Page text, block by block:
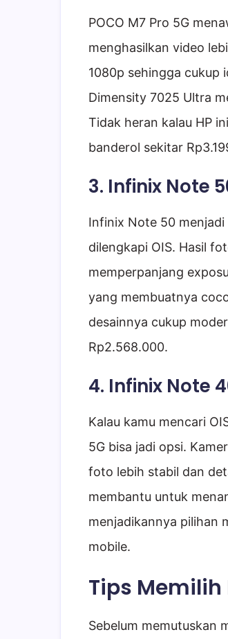
POCO M7 Pro 5G
menghasilkan video
1080p sehingga cukup
Dimensity 7025 Ultra
Tidak heran kalau HP
banderol sekitar
3. Infinix Note
Infinix Note 50
dilengkapi OIS. Hasil
memperpanjang
yang membuatnya
desainnya cukup
Rp2.568.000.
4. Infinix Note
Kalau kamu mencari
5G bisa jadi opsi.
foto lebih stabil dan
membantu untuk
menjadikannya pilihan
mobile.
Tips Memilih
Sebelum memutuskan